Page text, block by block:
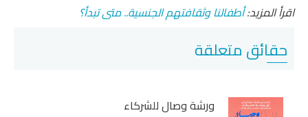
اقرأ المزيد:أطفالنا وثقافتهم الجنسية.. متى تبدأ؟
حقائق متعلقة
ورشة وصال للشركاء